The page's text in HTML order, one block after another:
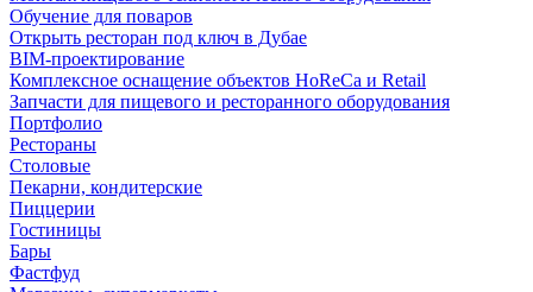
Обучение для поваров
Открыть ресторан под ключ в Дубае
BIM-проектирование
Комплексное оснащение объектов HoReCa и Retail
Запчасти для пищевого и ресторанного оборудования
Портфолио
Рестораны
Столовые
Пекарни, кондитерские
Пиццерии
Гостиницы
Бары
Фастфуд